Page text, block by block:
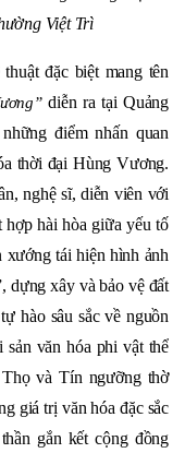
Việt Trì
đặc biệt mang tên
diễn ra tại Quảng
điểm nhấn quan
thời đại Hùng Vương.
nghệ sĩ, diễn viên với
hài hòa giữa yếu tố
xướng tái hiện hình ảnh
dựng xây và bảo vệ đất
hào sâu sắc về nguồn
văn hóa phi vật thể
và Tín ngưỡng thờ
giá trị văn hóa đặc sắc
gắn kết cộng đồng